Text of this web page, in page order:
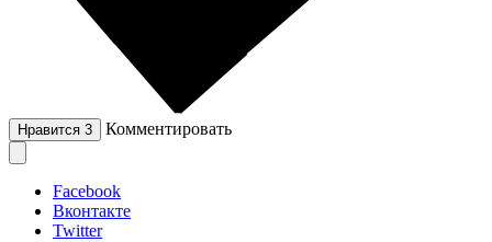
Нравится 3 Комментировать
Facebook
Вконтакте
Twitter